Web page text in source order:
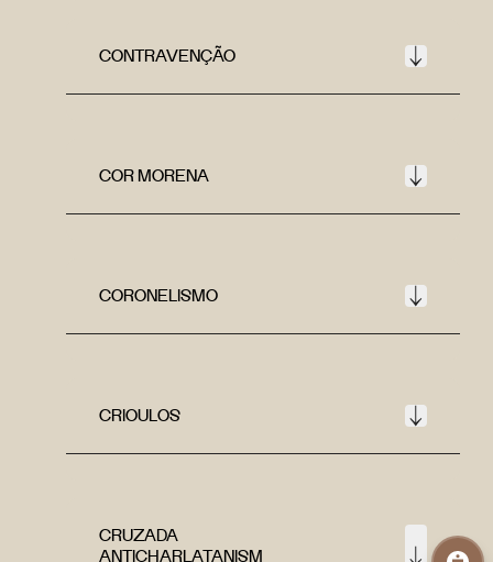
CONTRAVENÇÃO
COR MORENA
CORONELISMO
CRIOULOS
CRUZADA
ANTICHARLATANISM